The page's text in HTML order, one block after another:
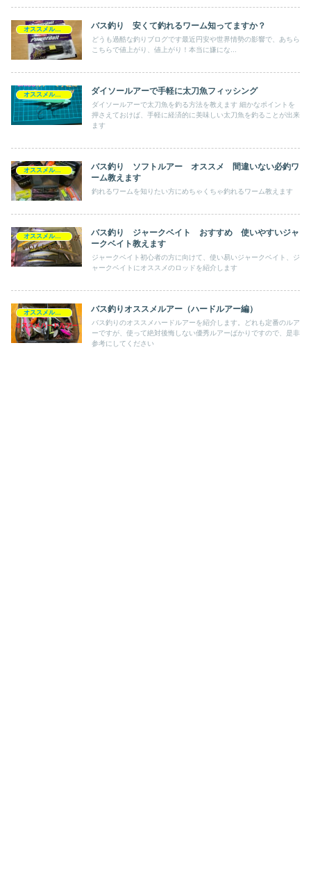
オススメルアー バス釣り 安くて釣れるワーム知ってますか？
どうも過酷な釣りブログです最近円安や世界情勢の影響で、あちら
こちらで値上がり、値上がり！本当に嫌にな...
オススメルアー ダイソールアーで手軽に太刀魚フィッシング
ダイソールアーで太刀魚を釣る方法を教えます 細かなポイントを
押さえておけば、手軽に経済的に美味しい太刀魚を釣ることが出来
ます
オススメルアー
バス釣り ソフトルアー オススメ 間違いない必釣ワ
ーム教えます
釣れるワームを知りたい方にめちゃくちゃ釣れるワーム教えます
オススメルアー
バス釣り ジャークベイト おすすめ 使いやすいジャ
ークベイト教えます
ジャークベイト初心者の方に向けて、使い易いジャークベイト、ジ
ャークベイトにオススメのロッドを紹介します
オススメルアー バス釣りオススメルアー（ハードルアー編）
バス釣りのオススメハードルアーを紹介します。どれも定番のルア
ーですが、使って絶対後悔しない優秀ルアーばかりですので、是非
参考にしてください